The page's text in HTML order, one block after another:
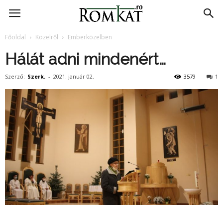
RomKat.ro
Főoldal Közelről Emberközelben
Hálát adni mindenért…
Szerző: Szerk. - 2021. január 02. 1
3579